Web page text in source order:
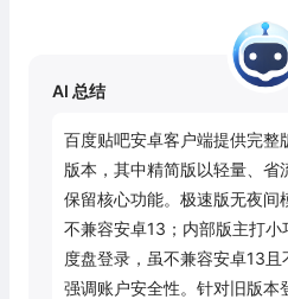
AI 总结
百度贴吧安卓客户端提供完整
版本，其中精简版以轻量、省
保留核心功能。极速版无夜间
不兼容安卓13；内部版主打
度盘登录，虽不兼容安卓13
强调账户安全性。针对旧版本